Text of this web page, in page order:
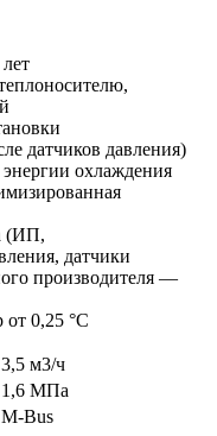
датчиков давления)
охлаждения
(ИП,
датчики
производителя —
от 0,25 °С
3,5 м3/ч
1,6 МПа
M-Bus